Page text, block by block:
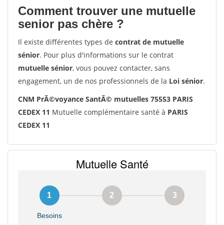
Comment trouver une mutuelle
senior pas chère ?
Il existe différentes types de contrat de mutuelle
sénior. Pour plus d'informations sur le contrat
mutuelle sénior, vous pouvez contacter, sans
engagement, un de nos professionnels de la Loi sénior.
CNM PrÃ©voyance SantÃ© mutuelles 75553 PARIS
CEDEX 11 Mutuelle complémentaire santé à PARIS
CEDEX 11